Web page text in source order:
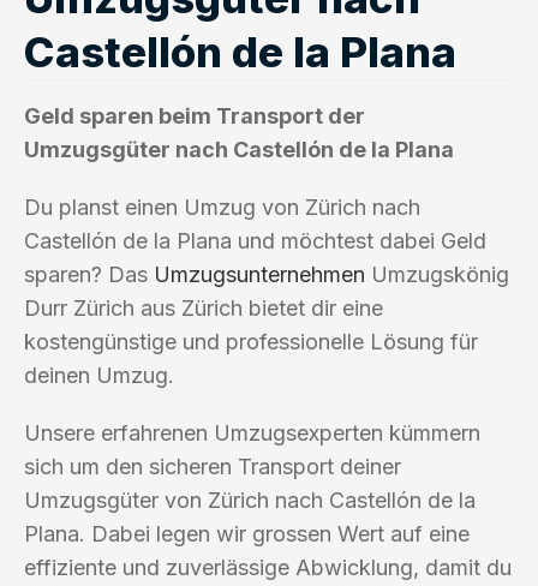
Castellón de la Plana
Geld sparen beim Transport der
Umzugsgüter nach Castellón de la Plana
Du planst einen Umzug von Zürich nach
Castellón de la Plana und möchtest dabei Geld
sparen? Das Umzugsunternehmen Umzugskönig
Durr Zürich aus Zürich bietet dir eine
kostengünstige und professionelle Lösung für
deinen Umzug.
Unsere erfahrenen Umzugsexperten kümmern
sich um den sicheren Transport deiner
Umzugsgüter von Zürich nach Castellón de la
Plana. Dabei legen wir grossen Wert auf eine
effiziente und zuverlässige Abwicklung, damit du